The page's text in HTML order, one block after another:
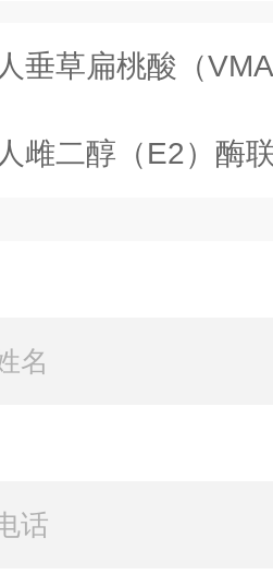
人垂草扁桃酸（
人雌二醇（E2）酶